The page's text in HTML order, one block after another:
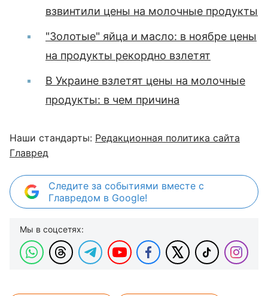
взвинтили цены на молочные продукты
"Золотые" яйца и масло: в ноябре цены
на продукты рекордно взлетят
В Украине взлетят цены на молочные
продукты: в чем причина
Наши стандарты: Редакционная политика сайта
Главред
Следите за событиями вместе с
Главредом в Google!
Мы в соцсетях: